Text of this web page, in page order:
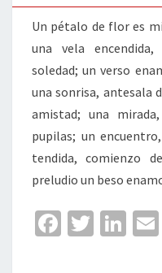
Un pétalo de flor es
una vela
soledad; un verso
una sonrisa, antesala
amistad; una
pupilas; un
tendida, comienzo
preludio un beso
Fa T
Li